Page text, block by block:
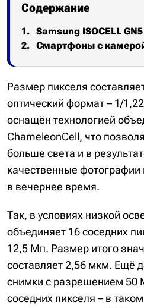
Содержание
Samsung ISOCELL GN5
Смартфоны с
Размер пикселя
оптический формат – 1/
оснащён технологией
ChameleonCell, что
больше света и в
качественные
в вечернее время.
Так, в условиях низкой
объединяет 16 соседних
12,5 Мп. Размер итого
составляет 2,56 мкм. Ещё
снимки с разрешением 50
соседних пикселя – в